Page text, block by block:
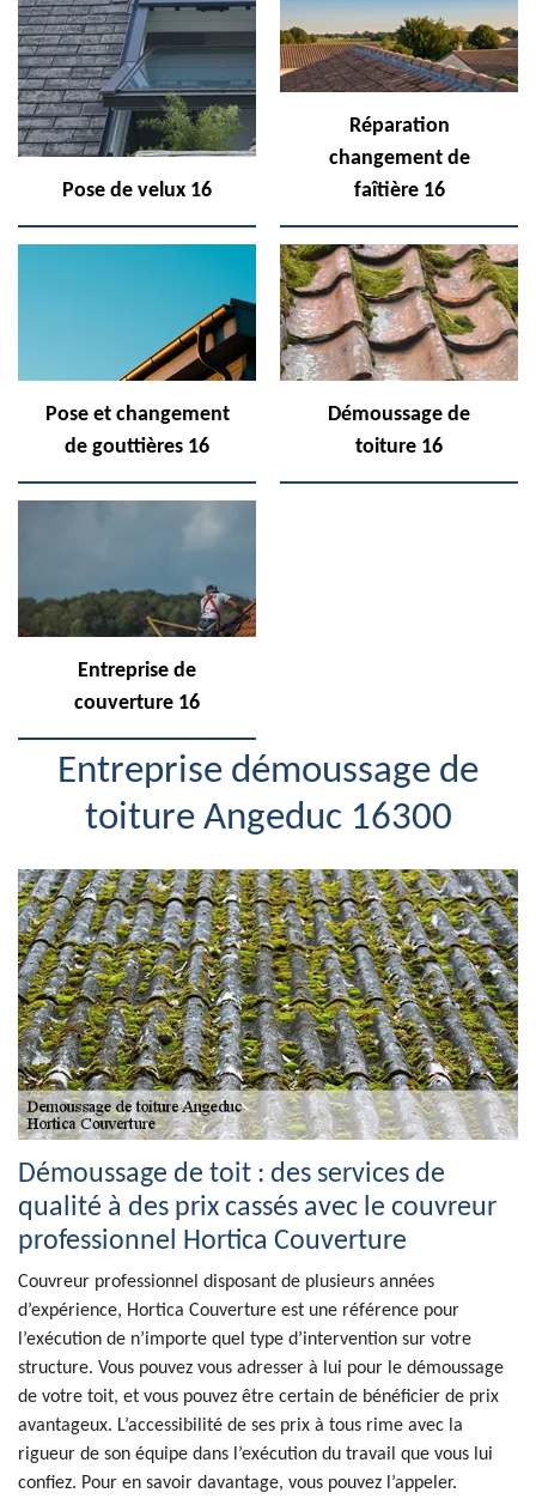
Pose de velux 16
Réparation
changement de
faîtière 16
Pose et changement
de gouttières 16
Démoussage de
toiture 16
Entreprise de
couverture 16
Entreprise démoussage de
toiture Angeduc 16300
Démoussage de toit : des services de
qualité à des prix cassés avec le couvreur
professionnel Hortica Couverture
Couvreur professionnel disposant de plusieurs années
d’expérience, Hortica Couverture est une référence pour
l’exécution de n’importe quel type d’intervention sur votre
structure. Vous pouvez vous adresser à lui pour le démoussage
de votre toit, et vous pouvez être certain de bénéficier de prix
avantageux. L’accessibilité de ses prix à tous rime avec la
rigueur de son équipe dans l’exécution du travail que vous lui
confiez. Pour en savoir davantage, vous pouvez l’appeler.